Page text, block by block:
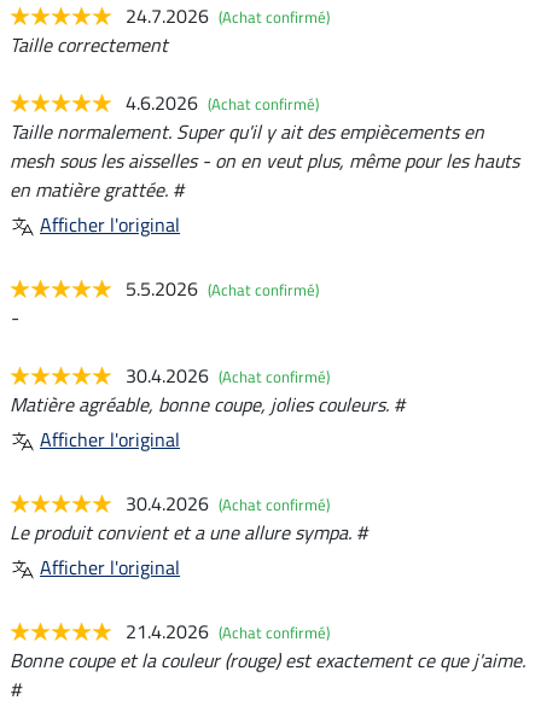
24.7.2026 (Achat confirmé)
Taille correctement
4.6.2026 (Achat confirmé)
Taille normalement. Super qu'il y ait des empiècements en
mesh sous les aisselles - on en veut plus, même pour les hauts
en matière grattée. #
Afficher l'original
5.5.2026 (Achat confirmé)
-
30.4.2026 (Achat confirmé)
Matière agréable, bonne coupe, jolies couleurs. #
Afficher l'original
30.4.2026 (Achat confirmé)
Le produit convient et a une allure sympa. #
Afficher l'original
21.4.2026 (Achat confirmé)
Bonne coupe et la couleur (rouge) est exactement ce que j'aime.
#